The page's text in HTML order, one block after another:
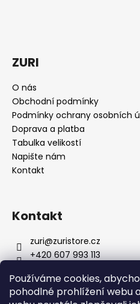
Používáme cookies,
pohodlné prohlížení webu
ZURI
O nás
Obchodní podmínky
Podmínky ochrany osobních
Doprava a platba
Tabulka velikostí
Napište nám
Kontakt
Kontakt
zuri@zuristore.cz
+420 607 993 113
zuristorecz/